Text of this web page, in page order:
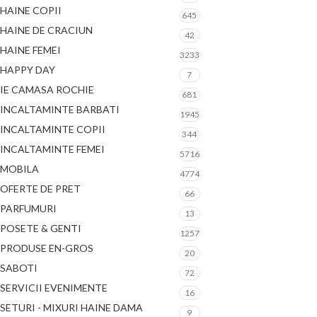
HAINE COPII 645
HAINE DE CRACIUN 42
HAINE FEMEI 3233
HAPPY DAY 7
IE CAMASA ROCHIE 681
INCALTAMINTE BARBATI 1945
INCALTAMINTE COPII 344
INCALTAMINTE FEMEI 5716
MOBILA 4774
OFERTE DE PRET 66
PARFUMURI 13
POSETE & GENTI 1257
PRODUSE EN-GROS 20
SABOTI 72
SERVICII EVENIMENTE 16
SETURI - MIXURI HAINE DAMA 9